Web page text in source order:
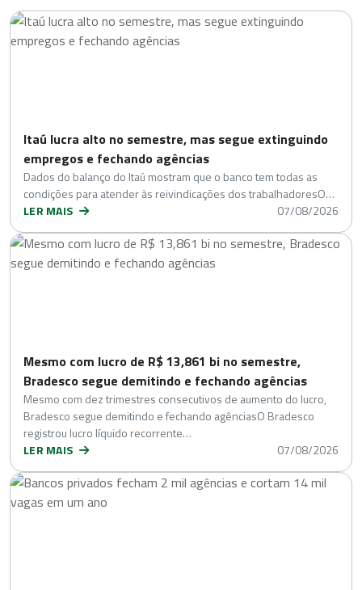
Itaú lucra alto no semestre, mas segue extinguindo
empregos e fechando agências
Dados do balanço do Itaú mostram que o banco tem todas as
condições para atender às reivindicações dos trabalhadoresO…
LER MAIS
07/08/2026
Mesmo com lucro de R$ 13,861 bi no semestre,
Bradesco segue demitindo e fechando agências
Mesmo com dez trimestres consecutivos de aumento do lucro,
Bradesco segue demitindo e fechando agênciasO Bradesco
registrou lucro líquido recorrente…
LER MAIS
07/08/2026